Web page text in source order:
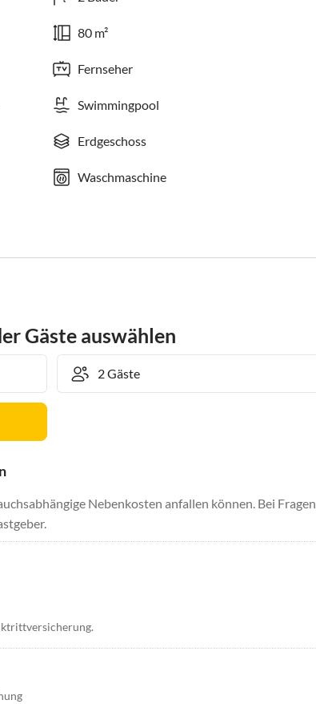
80 m²
Fernseher
Swimmingpool
Erdgeschoss
Waschmaschine
Gäste auswählen
Nebenkosten anfallen können. Bei Fragen